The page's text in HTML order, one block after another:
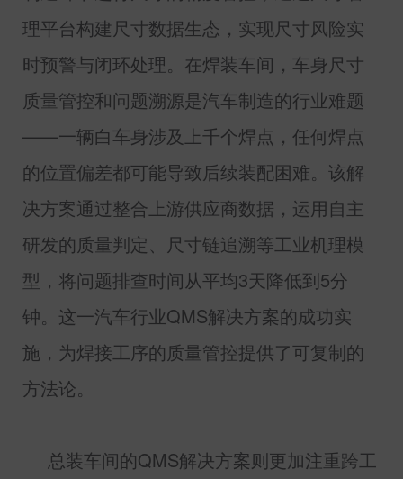
理平台构建尺寸数据生态，实现尺寸风险实
时预警与闭环处理。在焊装车间，车身尺寸
质量管控和问题溯源是汽车制造的行业难题
——一辆白车身涉及上千个焊点，任何焊点
的位置偏差都可能导致后续装配困难。该解
决方案通过整合上游供应商数据，运用自主
研发的质量判定、尺寸链追溯等工业机理模
型，将问题排查时间从平均3天降低到5分
钟。这一汽车行业QMS解决方案的成功实
施，为焊接工序的质量管控提供了可复制的
方法论。
总装车间的QMS解决方案则更加注重跨工